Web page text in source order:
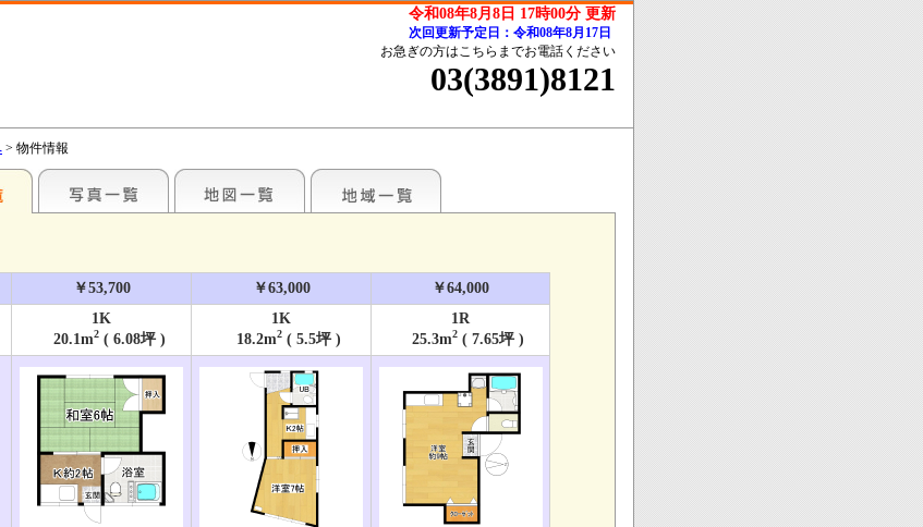
令和08年8月8日 17時00分 更新
次回更新予定日：令和08年8月17日
お急ぎの方はこちらまでお電話ください
03(3891)8121
> 物件情報
￥53,700 ￥63,000
￥64,000
1K
20.1m2( 6.08坪 )
1K
18.2m2 ( 5.5坪 )
1R
25.3m2 ( 7.65坪 )